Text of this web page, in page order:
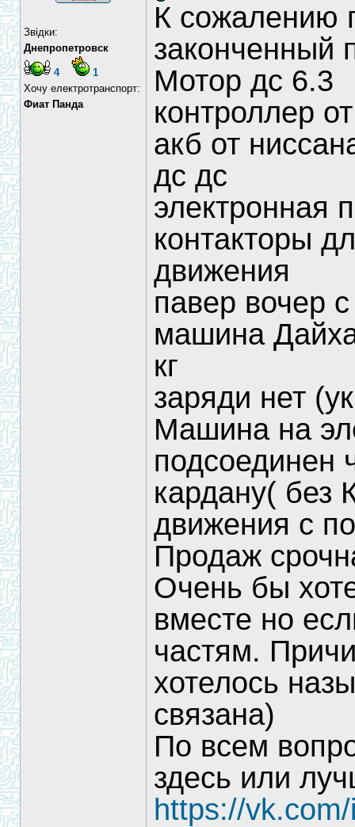
Звідки:
Днепропетровск
4
1
Хочу електротранспорт:
Фиат Панда
К сожалению
законченный
Мотор дс 6.3
контроллер
акб от
дс дс
электронная
контакторы
движения
павер вочер
машина
кг
заряди нет
Машина на
подсоединен
кардану( без
движения с
Продаж
Очень бы
вместе но
частям.
хотелось
связана)
По всем
здесь или
https://